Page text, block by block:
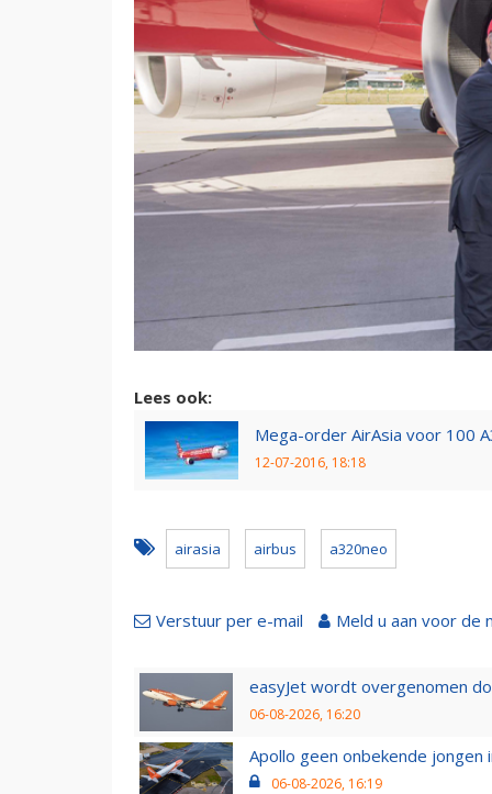
Lees ook:
Mega-order AirAsia voor 100
12-07-2016, 18:18
airasia airbus a320neo
Verstuur per e-mail Meld u aan voor de
easyJet wordt overgenomen
06-08-2026, 16:20
Apollo geen onbekende jongen
06-08-2026, 16:19